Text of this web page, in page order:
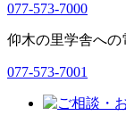
077-573-7000
仰木の里学舎への
077-573-7001